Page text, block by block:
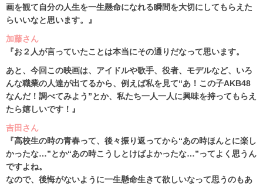
画を観て自分の人生を一生懸命になれる瞬間を大切にしてもらえた
らいいなと思います。』
加藤さん
『お２人が言っていたことは本当にその通りだなって思います。
あと、今回この映画は、アイドルや歌手、役者、モデルなど、いろ
んな職業の人達が出てるから、例えば私を見て“あ！この子AKB48
なんだ！調べてみよう”とか、私たち一人一人に興味を持ってもらえ
たら嬉しいです！』
吉田さん
『高校生の時の青春って、後々振り返ってから“あの時ほんとに楽し
かったな…”とか“あの時こうしとけばよかったな…”ってよく思うん
ですよね。
なので、後悔がないように一生懸命生きて欲しいなって思うのもあ